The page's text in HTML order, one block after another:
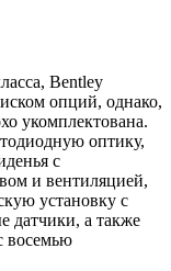
Bentley
опций, однако,
укомплектована.
оптику,
с
и вентиляцией,
установку с
датчики, а также
восемью